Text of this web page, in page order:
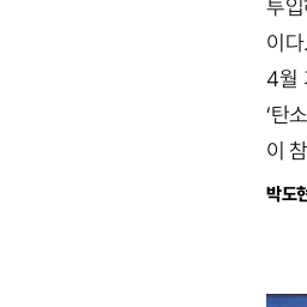
투
이
4월
‘탄
이
박도